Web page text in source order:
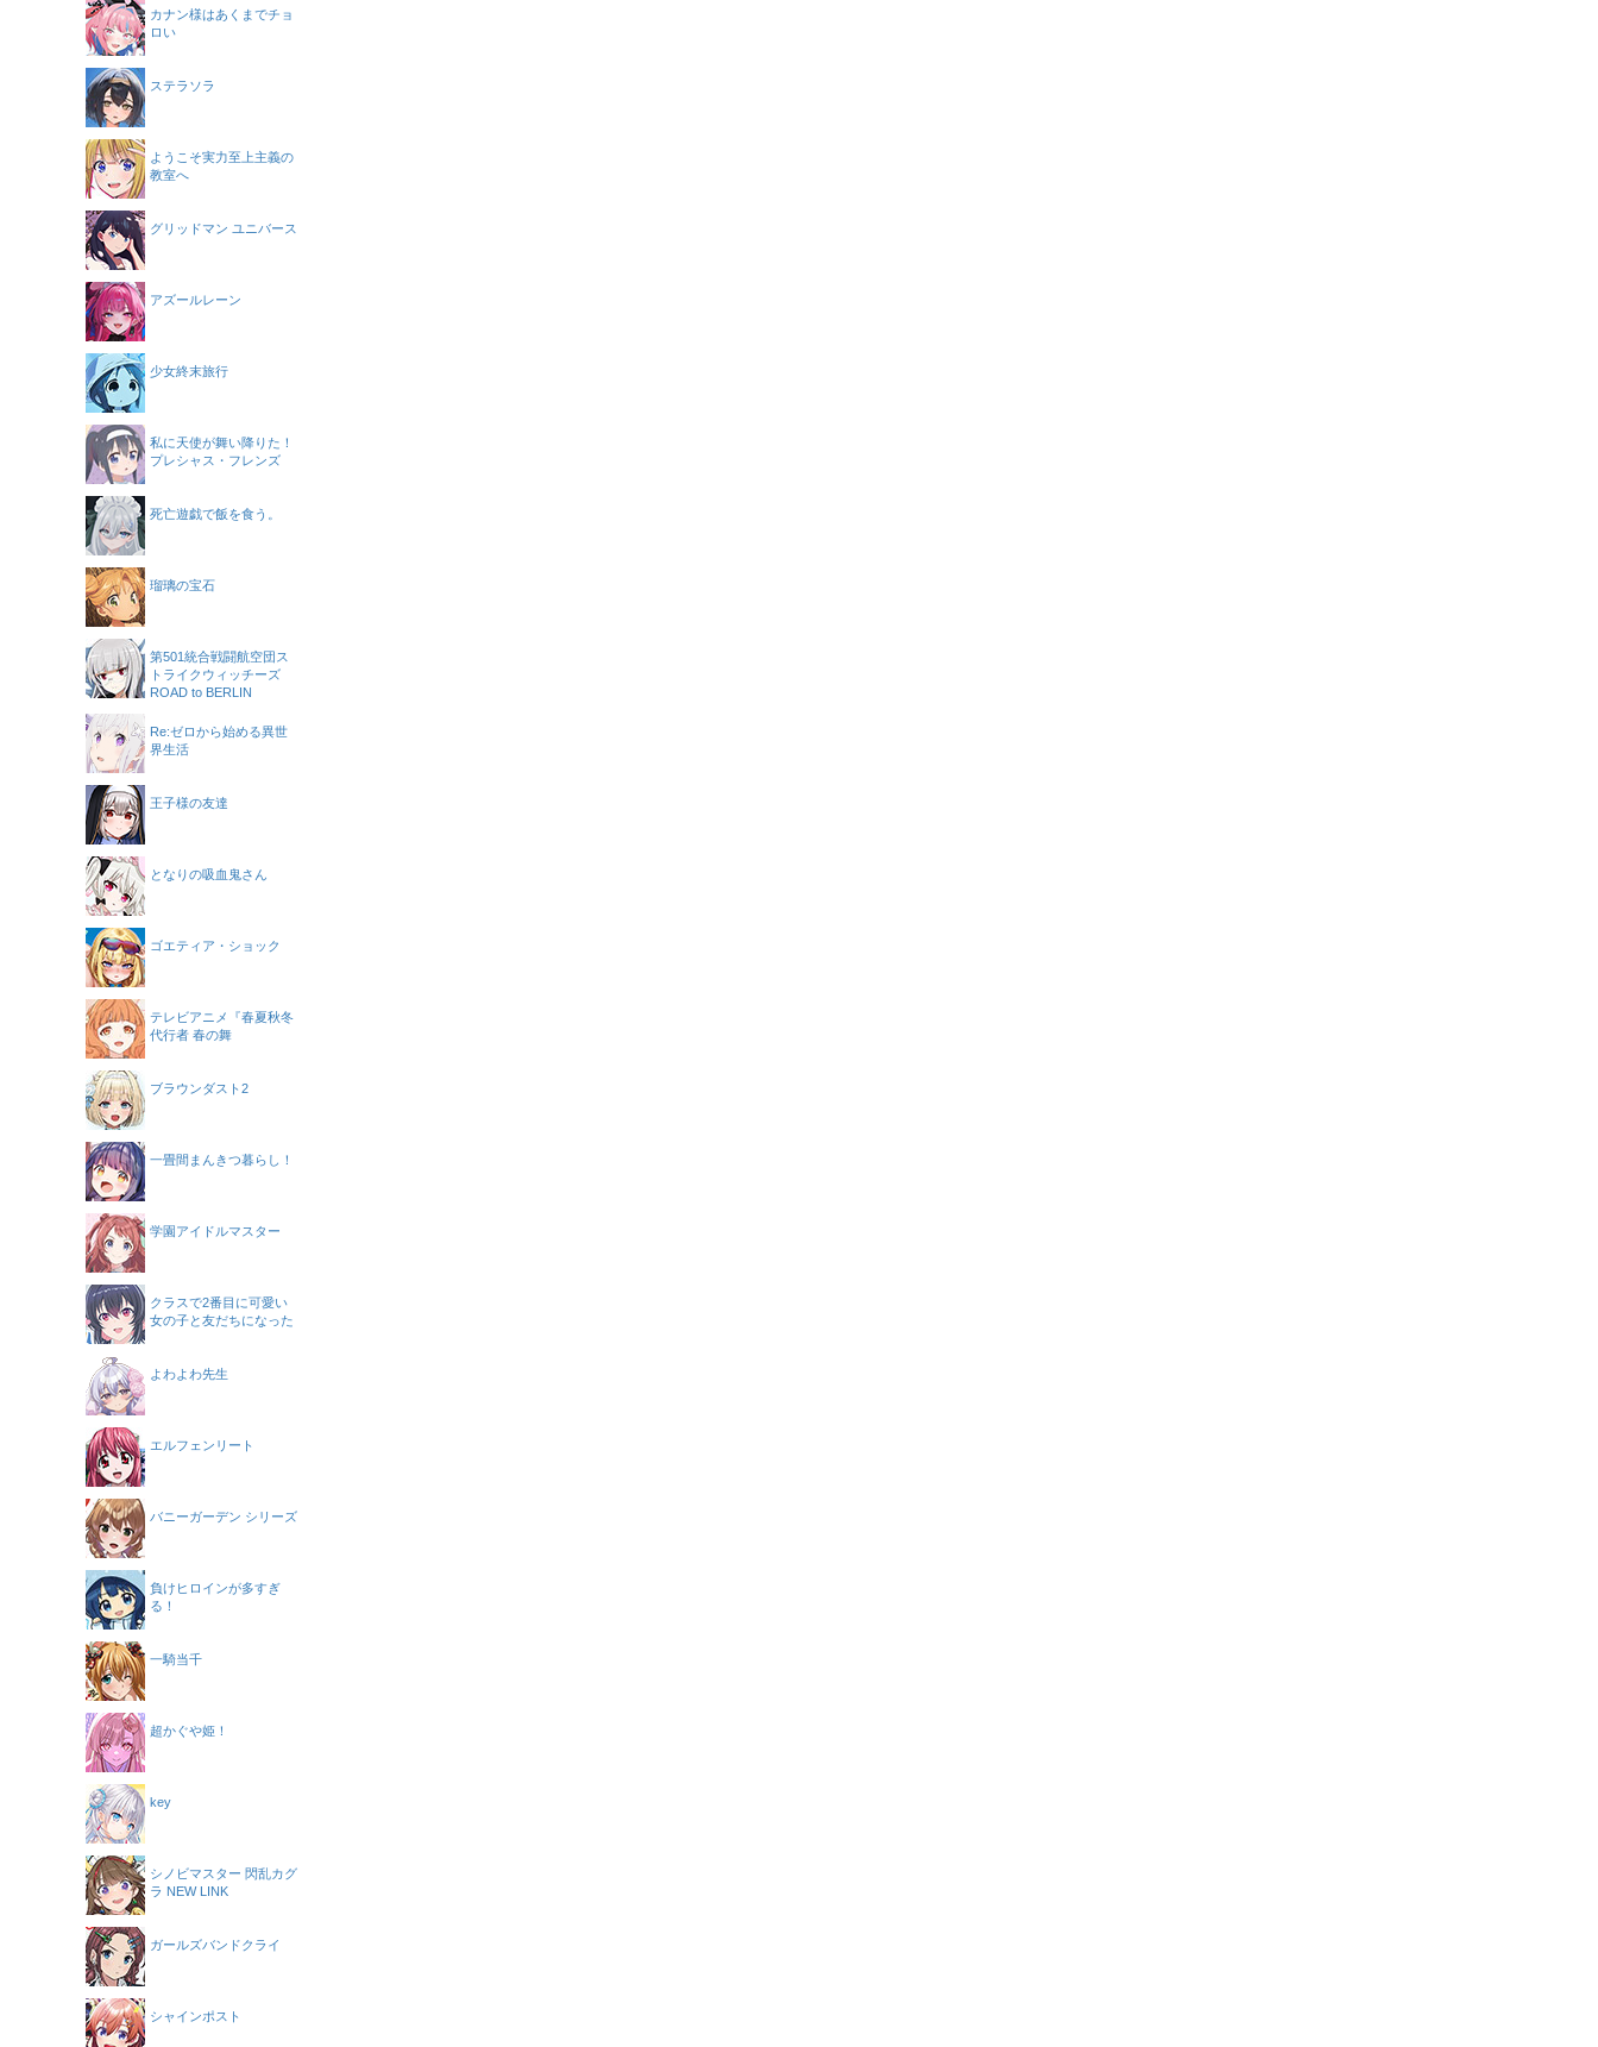
カナン様はあくまでチョ
ロい
ステラソラ
ようこそ実力至上主義の
教室へ
グリッドマン ユニバース
アズールレーン
少女終末旅行
私に天使が舞い降りた！
プレシャス・フレンズ
死亡遊戯で飯を食う。
瑠璃の宝石
第501統合戦闘航空団ス
トライクウィッチーズ
ROAD to BERLIN
Re:ゼロから始める異世
界生活
王子様の友達
となりの吸血鬼さん
ゴエティア・ショック
テレビアニメ『春夏秋冬
代行者 春の舞
ブラウンダスト2
一畳間まんきつ暮らし！
学園アイドルマスター
クラスで2番目に可愛い
女の子と友だちになった
よわよわ先生
エルフェンリート
バニーガーデン シリーズ
負けヒロインが多すぎ
る！
一騎当千
超かぐや姫！
key
シノビマスター 閃乱カグ
ラ NEW LINK
ガールズバンドクライ
シャインポスト